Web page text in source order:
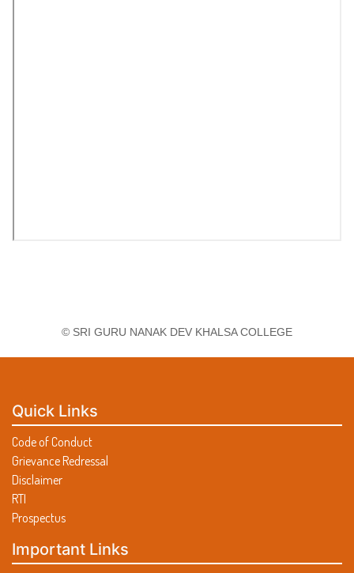
© SRI GURU NANAK DEV KHALSA COLLEGE
Quick Links
Code of Conduct
Grievance Redressal
Disclaimer
RTI
Prospectus
Important Links